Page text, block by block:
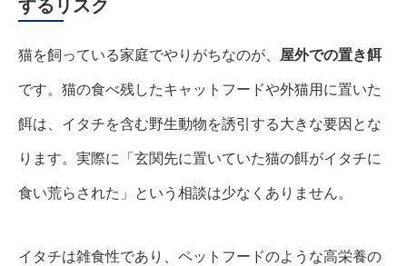
するリスク
猫を飼っている家庭でやりがちなのが、 屋外での置き餌
です。猫の食べ残したキャットフードや外猫用に置いた
餌は、イタチを含む野生動物を誘引する大きな要因とな
ります。実際に「玄関先に置いていた猫の餌がイタチに
食い荒らされた」という相談は少なくありません。
イタチは雑食性であり、ペットフードのような高栄養の